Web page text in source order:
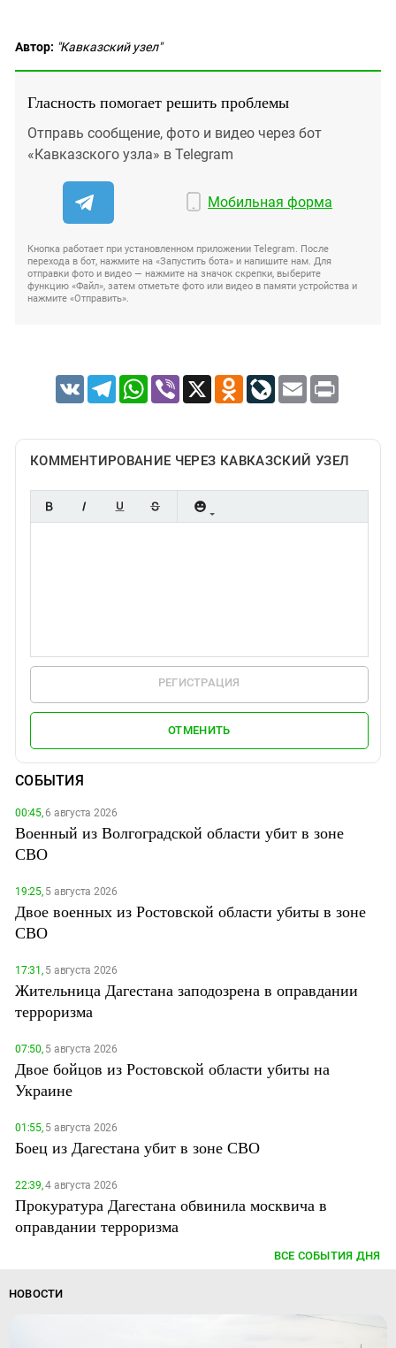
Автор: "Кавказский узел"
Гласность помогает решить проблемы
Отправь сообщение, фото и видео через бот
«Кавказского узла» в Telegram
Мобильная форма
Кнопка работает при установленном приложении Telegram. После
перехода в бот, нажмите на «Запустить бота» и напишите нам. Для
отправки фото и видео — нажмите на значок скрепки, выберите
функцию «Файл», затем отметьте фото или видео в памяти устройства и
нажмите «Отправить».
VK TelegramWhatsApp
Viber X Odnoklassniki
LiveJournal
Email Print
КОММЕНТИРОВАНИЕ ЧЕРЕЗ КАВКАЗСКИЙ УЗЕЛ
РЕГИСТРАЦИЯ
ОТМЕНИТЬ
СОБЫТИЯ
00:45,6 августа 2026
Военный из Волгоградской области убит в зоне
СВО
19:25,5 августа 2026
Двое военных из Ростовской области убиты в зоне
СВО
17:31,5 августа 2026
Жительница Дагестана заподозрена в оправдании
терроризма
07:50,5 августа 2026
Двое бойцов из Ростовской области убиты на
Украине
01:55,5 августа 2026
Боец из Дагестана убит в зоне СВО
22:39,4 августа 2026
Прокуратура Дагестана обвинила москвича в
оправдании терроризма
ВСЕ СОБЫТИЯ ДНЯ
НОВОСТИ